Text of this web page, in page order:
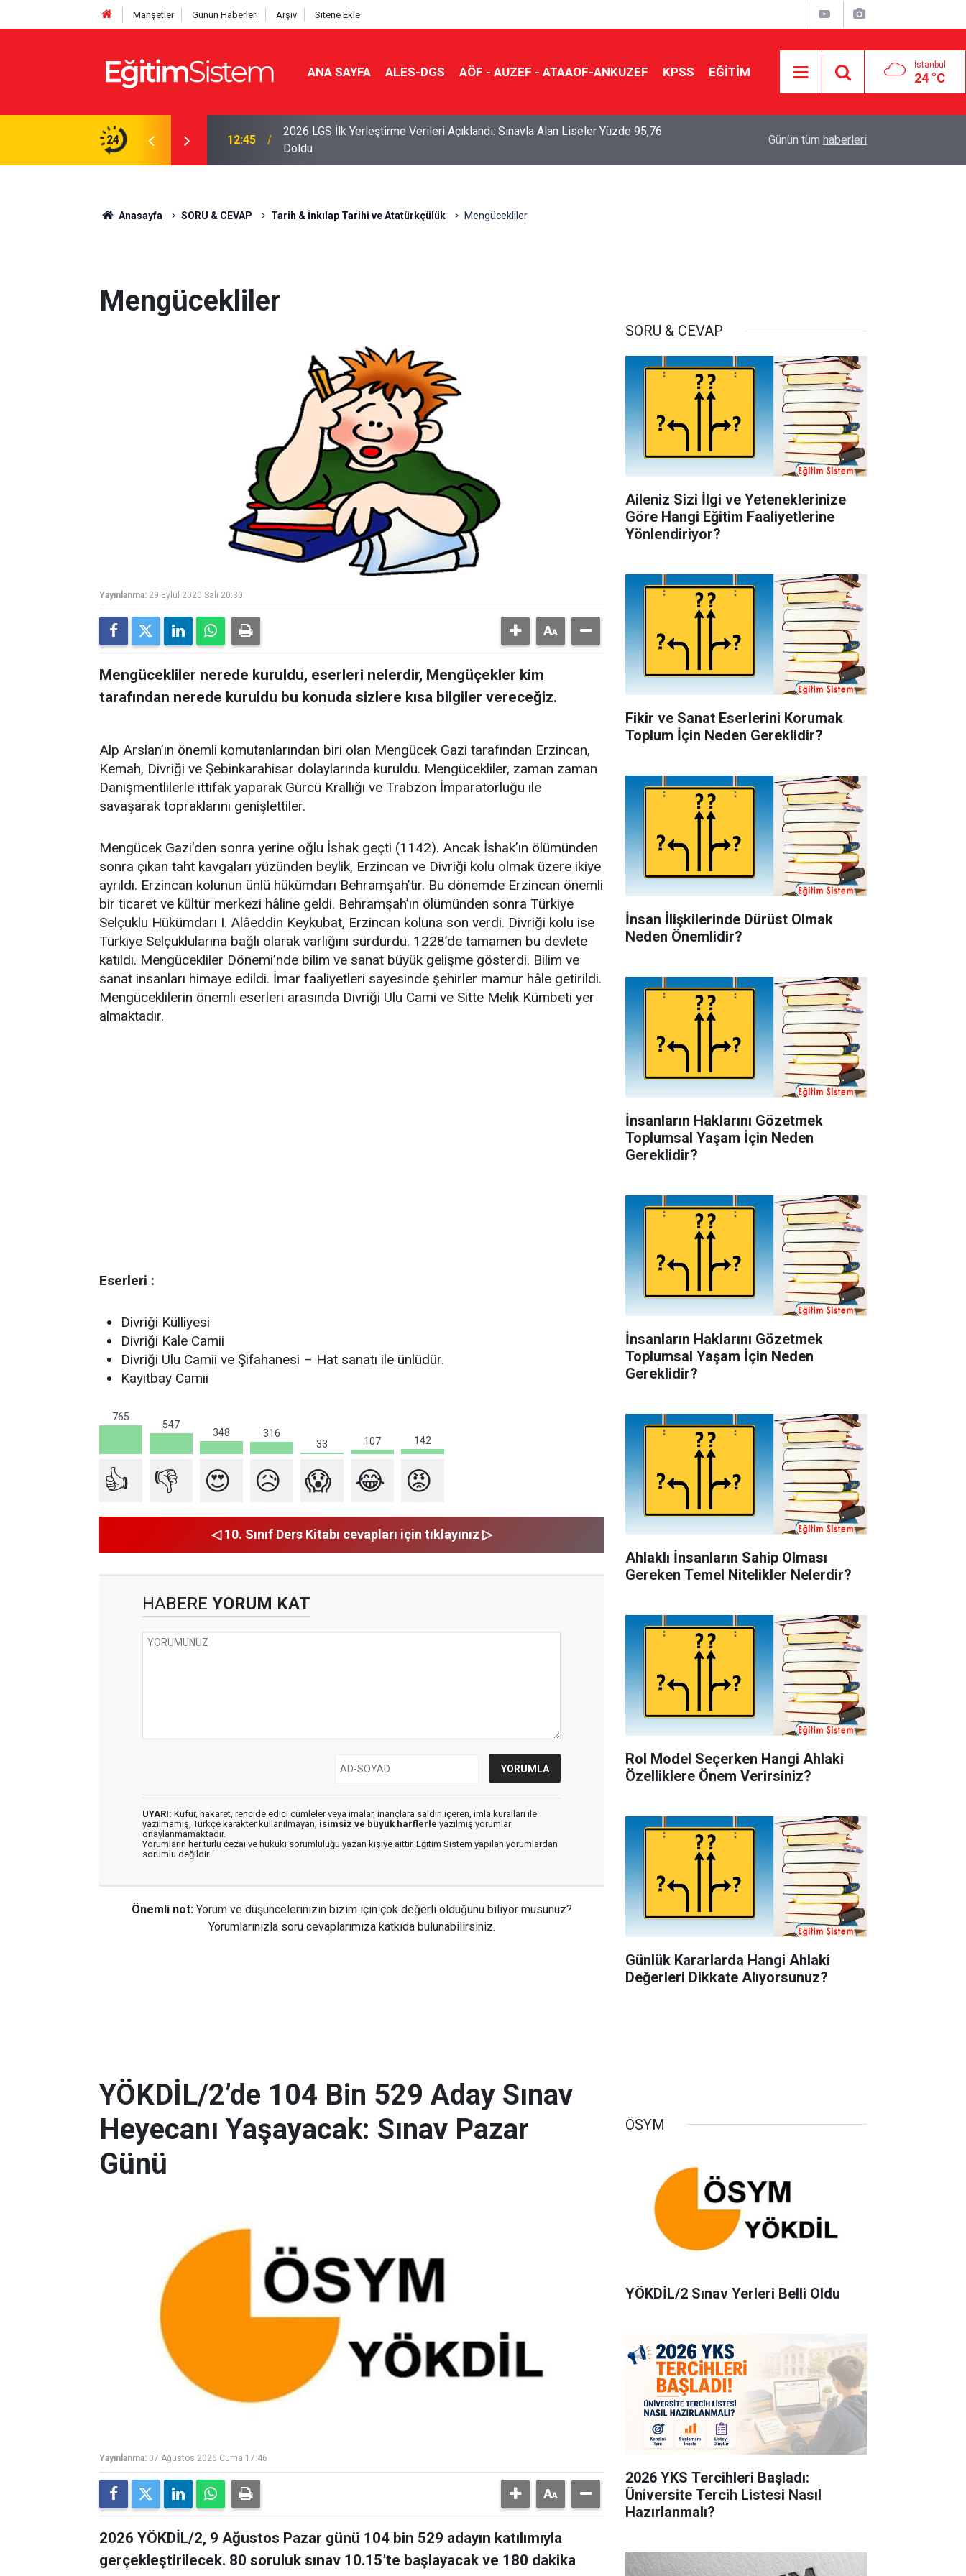
Manşetler Günün Haberleri Arşiv Sitene Ekle
ANA SAYFA ALES-DGS AÖF - AUZEF - ATAAOF-ANKUZEF KPSS EĞİTİM İstanbul
24 °C
24
Belli Oldu: İki Program 500 Puanla
12:45
2026 LGS İlk Yerleştirme Verileri Açıklandı: Sınavla Alan Liseler Yüzde 95,76
Doldu
Tercihine Yerleşti
Günün tüm haberleri
Anasayfa SORU & CEVAP Tarih & İnkılap Tarihi ve Atatürkçülük Mengücekliler
Mengücekliler
Yayınlanma: 29 Eylül 2020 Salı 20:30
Mengücekliler nerede kuruldu, eserleri nelerdir, Mengüçekler kim
tarafından nerede kuruldu bu konuda sizlere kısa bilgiler vereceğiz.
Alp Arslan’ın önemli komutanlarından biri olan Mengücek Gazi tarafından Erzincan,
Kemah, Divriği ve Şebinkarahisar dolaylarında kuruldu. Mengücekliler, zaman zaman
Danişmentlilerle ittifak yaparak Gürcü Krallığı ve Trabzon İmparatorluğu ile
savaşarak topraklarını genişlettiler.
Mengücek Gazi’den sonra yerine oğlu İshak geçti (1142). Ancak İshak’ın ölümünden
sonra çıkan taht kavgaları yüzünden beylik, Erzincan ve Divriği kolu olmak üzere ikiye
ayrıldı. Erzincan kolunun ünlü hükümdarı Behramşah’tır. Bu dönemde Erzincan önemli
bir ticaret ve kültür merkezi hâline geldi. Behramşah’ın ölümünden sonra Türkiye
Selçuklu Hükümdarı I. Alâeddin Keykubat, Erzincan koluna son verdi. Divriği kolu ise
Türkiye Selçuklularına bağlı olarak varlığını sürdürdü. 1228’de tamamen bu devlete
katıldı. Mengücekliler Dönemi’nde bilim ve sanat büyük gelişme gösterdi. Bilim ve
sanat insanları himaye edildi. İmar faaliyetleri sayesinde şehirler mamur hâle getirildi.
Mengüceklilerin önemli eserleri arasında Divriği Ulu Cami ve Sitte Melik Kümbeti yer
almaktadır.
Eserleri :
Divriği Külliyesi
Divriği Kale Camii
Divriği Ulu Camii ve Şifahanesi – Hat sanatı ile ünlüdür.
Kayıtbay Camii​
765
547
348
316
33
107 142
👍 👎 😍 😥 😱 😂 😡
◁ 10. Sınıf Ders Kitabı cevapları için tıklayınız ▷
HABERE YORUM KAT
UYARI: Küfür, hakaret, rencide edici cümleler veya imalar, inançlara saldırı içeren, imla kuralları ile
yazılmamış, Türkçe karakter kullanılmayan, isimsiz ve büyük harflerle yazılmış yorumlar
onaylanmamaktadır.
Yorumların her türlü cezai ve hukuki sorumluluğu yazan kişiye aittir. Eğitim Sistem yapılan yorumlardan
sorumlu değildir.
Önemli not: Yorum ve düşüncelerinizin bizim için çok değerli olduğunu biliyor musunuz?
Yorumlarınızla soru cevaplarımıza katkıda bulunabilirsiniz.
SORU & CEVAP
Aileniz Sizi İlgi ve Yeteneklerinize
Göre Hangi Eğitim Faaliyetlerine
Yönlendiriyor?
Fikir ve Sanat Eserlerini Korumak
Toplum İçin Neden Gereklidir?
İnsan İlişkilerinde Dürüst Olmak
Neden Önemlidir?
İnsanların Haklarını Gözetmek
Toplumsal Yaşam İçin Neden
Gereklidir?
İnsanların Haklarını Gözetmek
Toplumsal Yaşam İçin Neden
Gereklidir?
Ahlaklı İnsanların Sahip Olması
Gereken Temel Nitelikler Nelerdir?
Rol Model Seçerken Hangi Ahlaki
Özelliklere Önem Verirsiniz?
Günlük Kararlarda Hangi Ahlaki
Değerleri Dikkate Alıyorsunuz?
YÖKDİL/2’de 104 Bin 529 Aday Sınav
Heyecanı Yaşayacak: Sınav Pazar
Günü
Yayınlanma: 07 Ağustos 2026 Cuma 17:46
2026 YÖKDİL/2, 9 Ağustos Pazar günü 104 bin 529 adayın katılımıyla
gerçekleştirilecek. 80 soruluk sınav 10.15’te başlayacak ve 180 dakika
ÖSYM
YÖKDİL/2 Sınav Yerleri Belli Oldu
2026 YKS Tercihleri Başladı:
Üniversite Tercih Listesi Nasıl
Hazırlanmalı?